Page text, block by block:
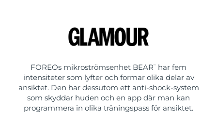
FOREOs mikroströmsenhet BEAR ™
har fem
intensiteter som lyfter och formar olika delar av
ansiktet. Den har dessutom ett anti-shock-system
som skyddar huden och en app där man kan
programmera in olika träningspass för ansiktet.